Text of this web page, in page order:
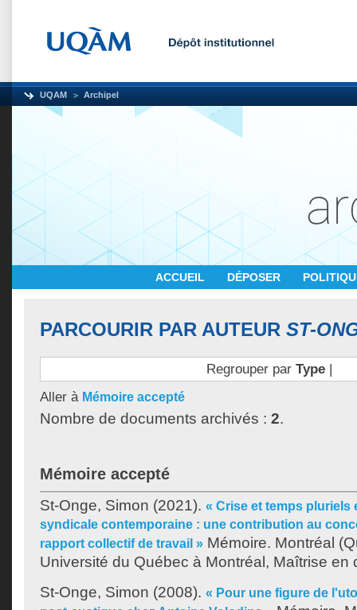
UQAM Archipel
ACCUEIL DÉPOSER
PARCOURIR PAR AUTEUR ST-
Regrouper par Type|
Aller à Mémoire accepté
Nombre de documents archivés : 2.
Mémoire accepté
St-Onge, Simon (2021). « Crise et temps pluriels
syndicale contemporaine : une contribution au
rapport collectif de travail » Mémoire. Montréal
Université du Québec à Montréal, Maîtrise en
St-Onge, Simon (2008). « Pour une figure de